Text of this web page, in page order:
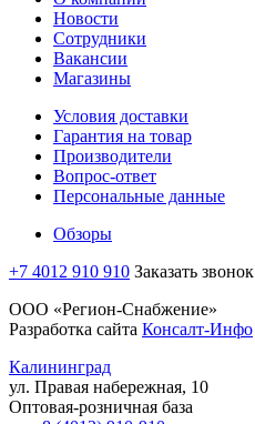
Новости
Сотрудники
Вакансии
Магазины
Условия доставки
Гарантия на товар
Производители
Вопрос-ответ
Персональные данные
Обзоры
+7 4012 910 910 Заказать звонок
ООО «Регион-Снабжение»
Разработка сайта Консалт-Инфо
Калининград
ул. Правая набережная, 10
Оптовая-розничная база